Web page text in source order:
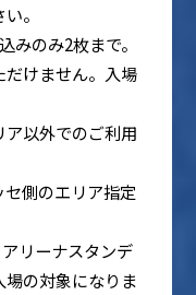
。
のみ2枚まで。
けません。入場
以外でのご利用
側のエリア指定
リーナスタンデ
の対象になりま